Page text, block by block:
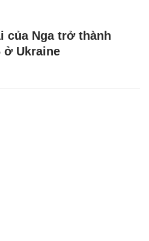
của Nga trở thành
ở Ukraine